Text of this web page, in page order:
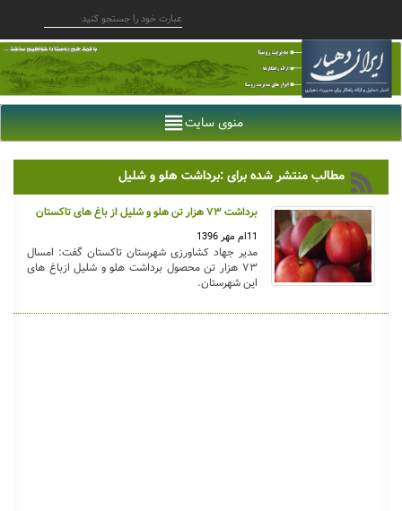
منوی سایت
مطالب منتشر شده برای :برداشت هلو و شلیل
برداشت ۷۳ هزار تن هلو و شلیل از باغ های تاکستان
11ام مهر 1396
مدیر جهاد کشاورزی شهرستان تاکستان گفت: امسال
۷۳ هزار تن محصول برداشت هلو و شلیل ازباغ های
این شهرستان.